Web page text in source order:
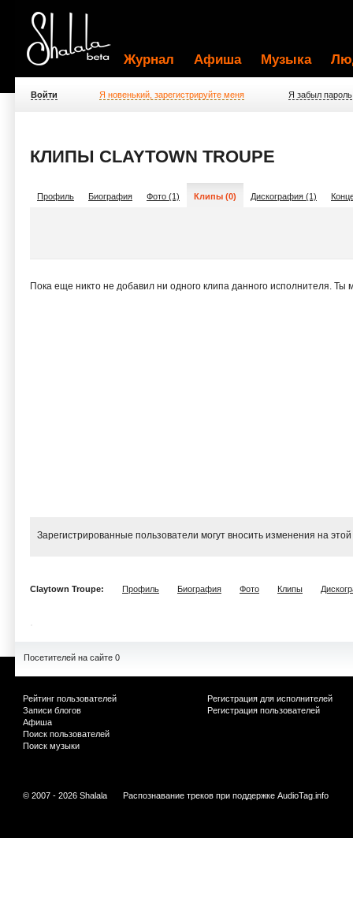
Журнал Афиша Музыка
Войти Я новенький, зарегистрируйте меня Я забыл пароль
КЛИПЫ CLAYTOWN TROUPE
Профиль Биография Фото (1) Клипы (0) Дискография (1)
Пока еще никто не добавил ни одного клипа данного исполнителя.
Зарегистрированные пользователи могут вносить изменения на
Claytown Troupe: Профиль Биография Фото Клипы
Посетителей на сайте 0
Рейтинг пользователей
Записи блогов
Афиша
Поиск пользователей
Поиск музыки
Регистрация для исполнителей
Регистрация пользователей
© 2007 - 2026 Shalala Распознавание треков при поддержке AudioTag.info